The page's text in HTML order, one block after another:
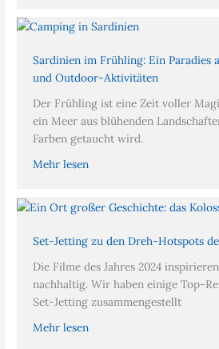
Sardinien im Frühling: Ein Paradies
und Outdoor-Aktivitäten
Der Frühling ist eine Zeit voller
ein Meer aus blühenden
Farben getaucht wird.
Mehr lesen
Set-Jetting zu den Dreh-Hotspots
Die Filme des Jahres 2024
nachhaltig. Wir haben einige Top-
Set-Jetting zusammengestellt
Mehr lesen